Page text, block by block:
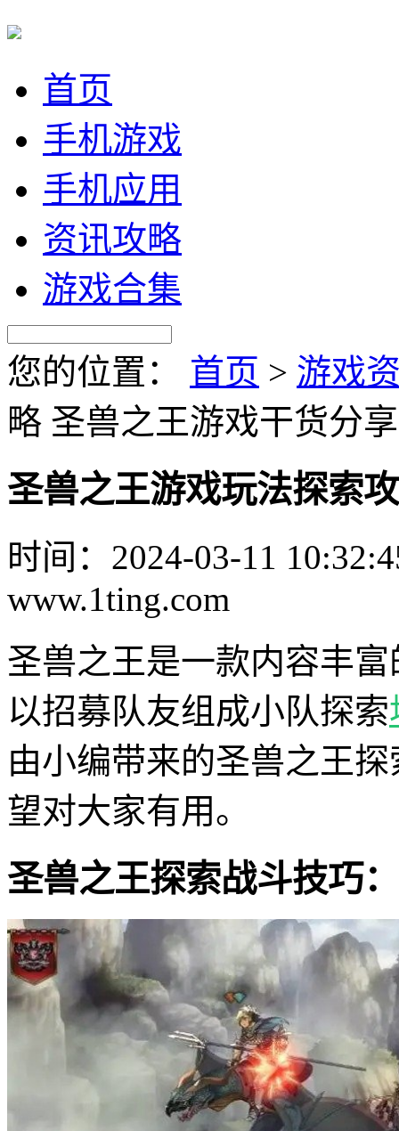
首页
手机游戏
手机应用
资讯攻略
游戏合集
您的位置： 首页 > 游戏
略 圣兽之王游戏干货分享
圣兽之王游戏玩法探索
时间：2024-03-11
www.1ting.com
圣兽之王是一款内容丰富
以招募队友组成小队探索
由小编带来的圣兽之王
望对大家有用。
圣兽之王探索战斗技巧：